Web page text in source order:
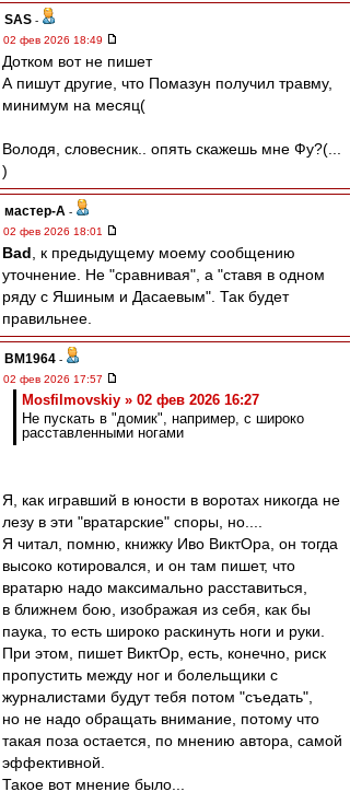
SAS -
02 фев 2026 18:49
Дотком вот не пишет
А пишут другие, что Помазун получил травму,
минимум на месяц(
Володя, словесник.. опять скажешь мне Фу?(...
)
мастер-А -
02 фев 2026 18:01
Bad , к предыдущему моему сообщению
уточнение. Не "сравнивая", а "ставя в одном
ряду с Яшиным и Дасаевым". Так будет
правильнее.
BM1964 -
02 фев 2026 17:57
Mosfilmovskiy » 02 фев 2026 16:27
Не пускать в "домик", например, с широко
расставленными ногами
Я, как игравший в юности в воротах никогда не
лезу в эти "вратарские" споры, но....
Я читал, помню, книжку Иво ВиктОра, он тогда
высоко котировался, и он там пишет, что
вратарю надо максимально расставиться,
в ближнем бою, изображая из себя, как бы
паука, то есть широко раскинуть ноги и руки.
При этом, пишет ВиктОр, есть, конечно, риск
пропустить между ног и болельщики с
журналистами будут тебя потом "съедать",
но не надо обращать внимание, потому что
такая поза остается, по мнению автора, самой
эффективной.
Такое вот мнение было...